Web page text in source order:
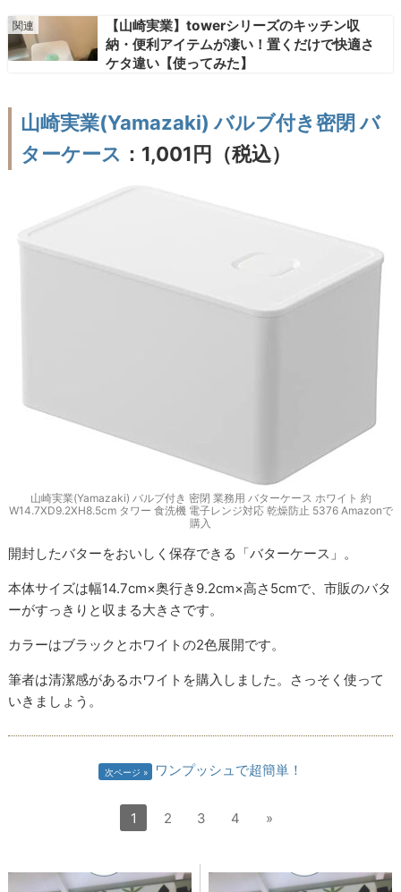
【山崎実業】towerシリーズのキッチン収
納・便利アイテムが凄い！置くだけで快適さ
ケタ違い【使ってみた】
山崎実業(Yamazaki) バルブ付き密閉 バ
ターケース ：1,001円（税込）
山崎実業(Yamazaki) バルブ付き 密閉 業務用 バターケース ホワイト 約
W14.7XD9.2XH8.5cm タワー 食洗機 電子レンジ対応 乾燥防止 5376 Amazonで
購入
開封したバターをおいしく保存できる「バターケース」。
本体サイズは幅14.7cm×奥行き9.2cm×高さ5cmで、市販のバタ
ーがすっきりと収まる大きさです。
カラーはブラックとホワイトの2色展開です。
筆者は清潔感があるホワイトを購入しました。さっそく使って
いきましょう。
次ページ ワンプッシュで超簡単！
1 2 3 4 »